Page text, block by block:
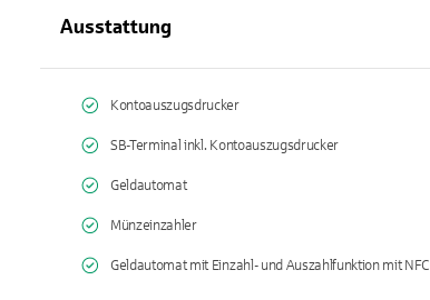
Ausstattung
Kontoauszugsdrucker
SB-Terminal inkl. Kontoauszugsdrucker
Geldautomat
Münzeinzahler
Geldautomat mit Einzahl- und Auszahlfunktion mit NFC